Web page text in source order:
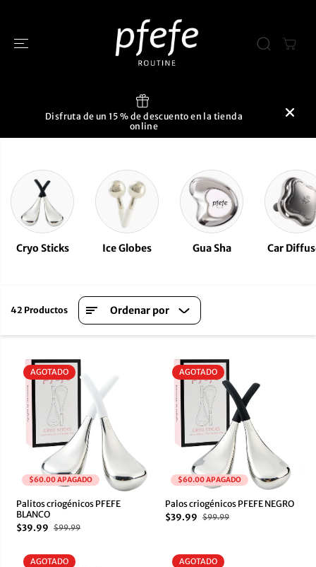
Disfruta de un 15 % de descuento en la tienda
online
Cryo Sticks Ice Globes Gua Sha Car
42 Productos Ordenar por
$60.00 APAGADO
AGOTADO
Palitos criogénicos PFEFE
BLANCO
$39.99
$99.99
$60.00 APAGADO
AGOTADO
Palos criogénicos PFEFE NEGRO
$39.99
$99.99
AGOTADO AGOTADO